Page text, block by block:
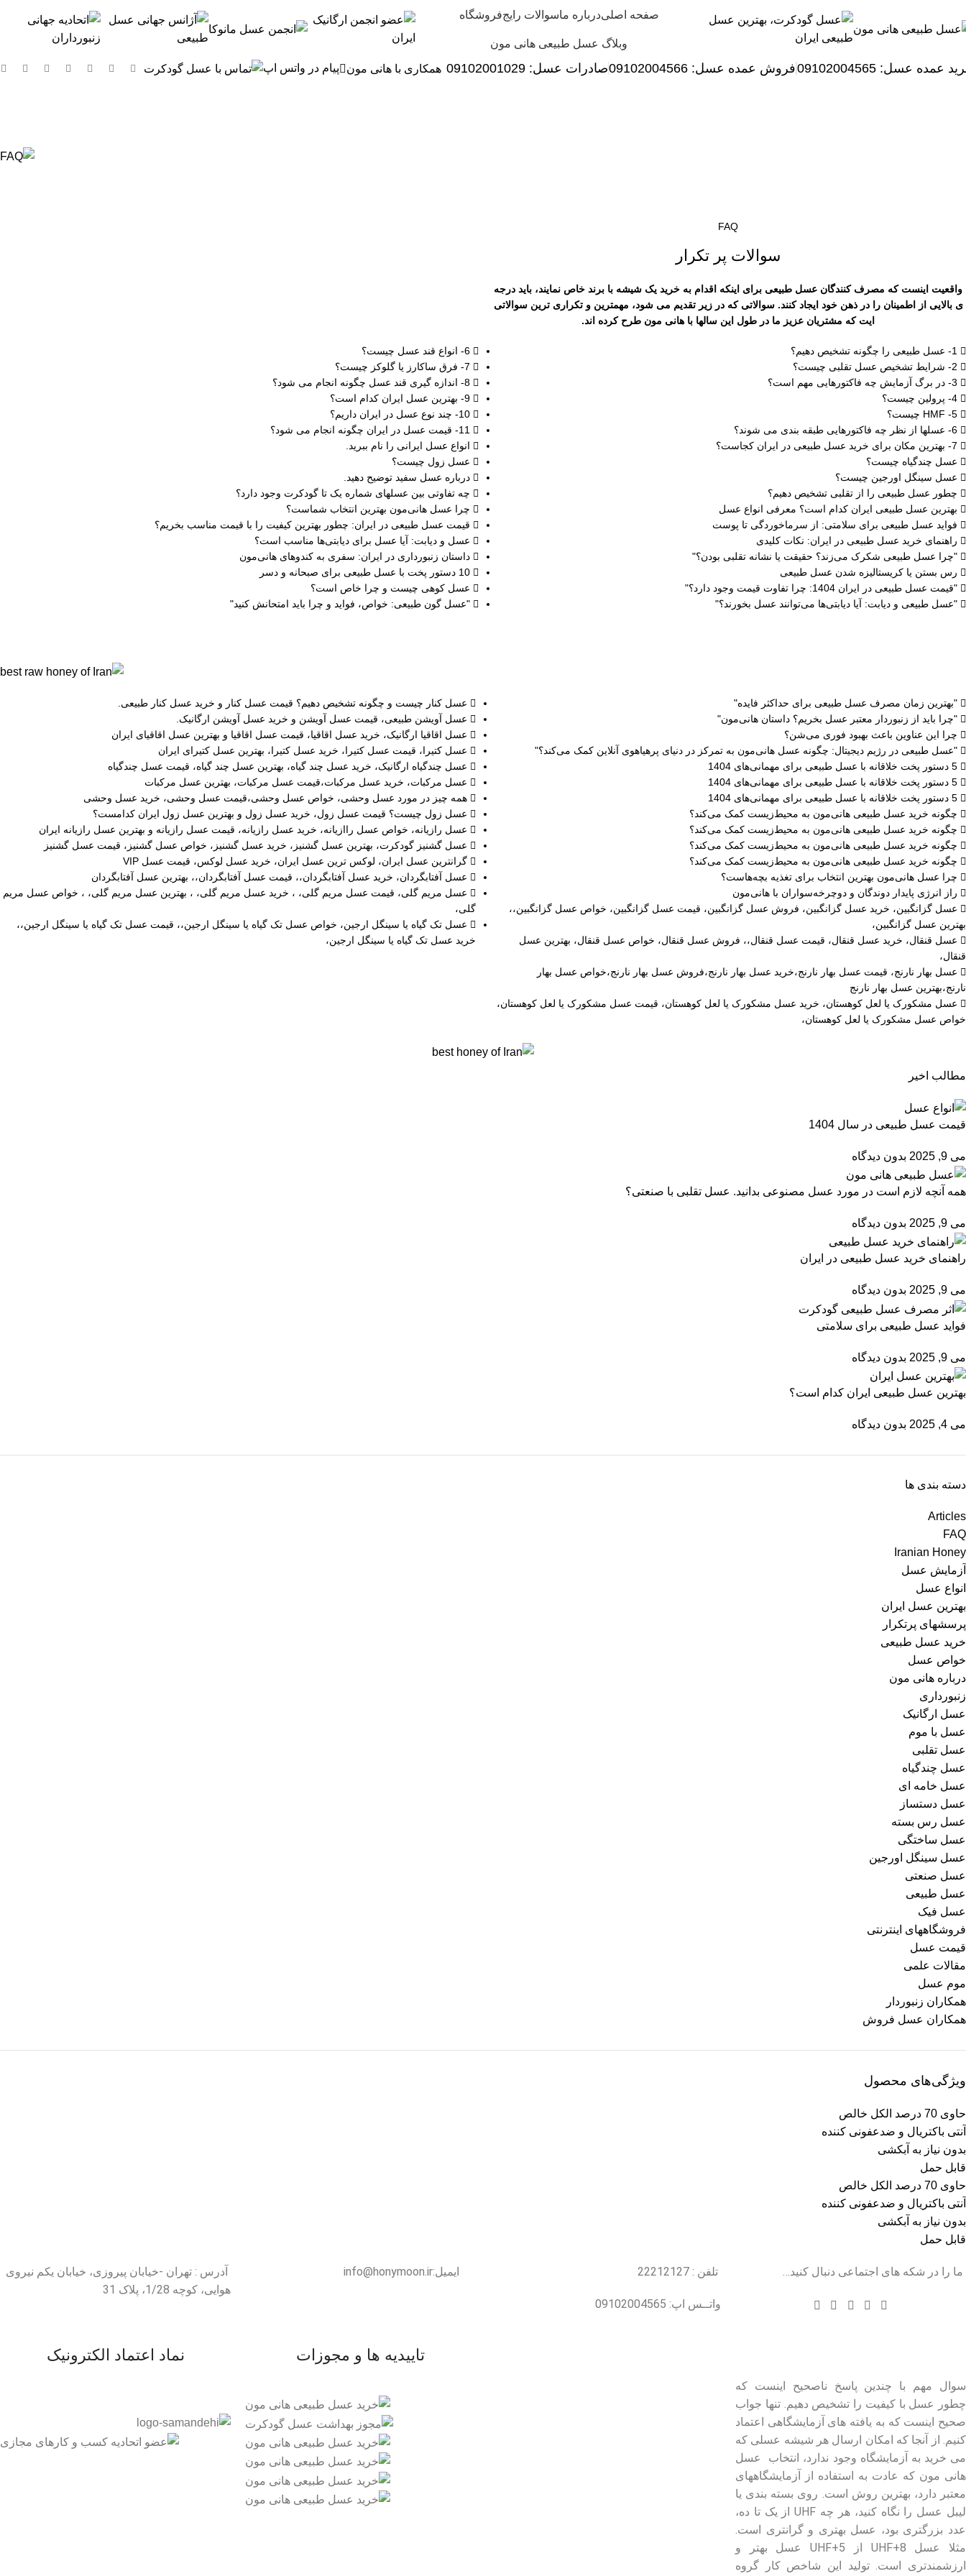
صفحه اصلیدرباره ماسوالات رایجفروشگاه
وبلاگ عسل طبیعی هانی مون
عمده عسل: 09102004565 فروش عمده عسل: 09102004566صادرات عسل: 09102001029 همکاری با هانی مون پیام در واتس اپ
FAQ
سوالات پر تکرار
واقعیت اینست که مصرف کنندگان عسل طبیعی برای اینکه اقدام به خرید یک شیشه با برند خاص نمایند، باید درجه
ی بالایی از اطمینان را در ذهن خود ایجاد کنند. سوالاتی که در زیر تقدیم می شود، مهمترین و تکراری ترین سوالاتی
ایت که مشتریان عزیز ما در طول این سالها با هانی مون طرح کرده اند.
1- عسل طبیعی را چگونه تشخیص دهیم؟
2- شرایط تشخیص عسل تقلبی چیست؟
3- در برگ آزمایش چه فاکتورهایی مهم است؟
4- پرولین چیست؟
5- HMF چیست؟
6- عسلها از نظر چه فاکتورهایی طبقه بندی می شوند؟
7- بهترین مکان برای خرید عسل طبیعی در ایران کجاست؟
عسل چندگیاه چیست؟
عسل سینگل اورجین چیست؟
چطور عسل طبیعی را از تقلبی تشخیص دهیم؟
بهترین عسل طبیعی ایران کدام است؟ معرفی انواع عسل
فواید عسل طبیعی برای سلامتی: از سرماخوردگی تا پوست
راهنمای خرید عسل طبیعی در ایران: نکات کلیدی
"چرا عسل طبیعی شکرک می‌زند؟ حقیقت یا نشانه تقلبی بودن؟"
رس بستن یا کریستالیزه شدن عسل طبیعی
"قیمت عسل طبیعی در ایران 1404: چرا تفاوت قیمت وجود دارد؟"
"عسل طبیعی و دیابت: آیا دیابتی‌ها می‌توانند عسل بخورند؟"
6- انواع قند عسل چیست؟
7- فرق ساکارز یا گلوکز چیست؟
8- اندازه گیری قند عسل چگونه انجام می شود؟
9- بهترین عسل ایران کدام است؟
10- چند نوع عسل در ایران داریم؟
11- قیمت عسل در ایران چگونه انجام می شود؟
انواع عسل ایرانی را نام ببرید.
عسل زول چیست؟
درباره عسل سفید توضیح دهید.
چه تفاوتی بین عسلهای شماره یک تا گودکرت وجود دارد؟
چرا عسل هانی‌مون بهترین انتخاب شماست؟
قیمت عسل طبیعی در ایران: چطور بهترین کیفیت را با قیمت مناسب بخریم؟
عسل و دیابت: آیا عسل برای دیابتی‌ها مناسب است؟
داستان زنبورداری در ایران: سفری به کندوهای هانی‌مون
10 دستور پخت با عسل طبیعی برای صبحانه و دسر
عسل کوهی چیست و چرا خاص است؟
"عسل گون طبیعی: خواص، فواید و چرا باید امتحانش کنید"
"بهترین زمان مصرف عسل طبیعی برای حداکثر فایده"
"چرا باید از زنبوردار معتبر عسل بخریم؟ داستان هانی‌مون"
چرا این عناوین باعث بهبود فوری می‌شن؟
"عسل طبیعی در رژیم دیجیتال: چگونه عسل هانی‌مون به تمرکز در دنیای پرهیاهوی آنلاین کمک می‌کند؟"
5 دستور پخت خلاقانه با عسل طبیعی برای مهمانی‌های 1404
5 دستور پخت خلاقانه با عسل طبیعی برای مهمانی‌های 1404
5 دستور پخت خلاقانه با عسل طبیعی برای مهمانی‌های 1404
چگونه خرید عسل طبیعی هانی‌مون به محیط‌زیست کمک می‌کند؟
چگونه خرید عسل طبیعی هانی‌مون به محیط‌زیست کمک می‌کند؟
چگونه خرید عسل طبیعی هانی‌مون به محیط‌زیست کمک می‌کند؟
چگونه خرید عسل طبیعی هانی‌مون به محیط‌زیست کمک می‌کند؟
چرا عسل هانی‌مون بهترین انتخاب برای تغذیه بچه‌هاست؟
راز انرژی پایدار دوندگان و دوچرخه‌سواران با هانی‌مون
عسل گزانگبین، خرید عسل گزانگبین، فروش عسل گزانگبین، قیمت عسل گزانگبین، خواص عسل گزانگبین،،
بهترین عسل گزانگبین،
عسل قنقال، خرید عسل قنقال، قیمت عسل قنقال،، فروش عسل قنقال، خواص عسل قنقال، بهترین عسل
قنقال،
عسل بهار نارنج، قیمت عسل بهار نارنج،خرید عسل بهار نارنج،فروش عسل بهار نارنج،خواص عسل بهار
نارنج،بهترین عسل بهار نارنج
عسل مشکورک یا لعل کوهستان، خرید عسل مشکورک یا لعل کوهستان، قیمت عسل مشکورک یا لعل کوهستان،
خواص عسل مشکورک یا لعل کوهستان،
عسل کنار چیست و چگونه تشخیص دهیم؟ قیمت عسل کنار و خرید عسل کنار طبیعی.
عسل آویشن طبیعی، قیمت عسل آویشن و خرید عسل آویشن ارگانیک.
عسل اقاقیا ارگانیک، خرید عسل اقاقیا، قیمت عسل اقاقیا و بهترین عسل اقاقیای ایران
عسل کتیرا، قیمت عسل کتیرا، خرید عسل کتیرا، بهترین عسل کتیرای ایران
عسل چندگیاه ارگانیک، خرید عسل چند گیاه، بهترین عسل چند گیاه، قیمت عسل چندگیاه
عسل مرکبات، خرید عسل مرکبات،قیمت عسل مرکبات، بهترین عسل مرکبات
همه چیز در مورد عسل وحشی، خواص عسل وحشی،قیمت عسل وحشی، خرید عسل وحشی
عسل زول چیست؟ قیمت عسل زول، خرید عسل زول و بهترین عسل زول ایران کدامست؟
عسل رازیانه، خواص عسل راازیانه، خرید عسل رازیانه، قیمت عسل رازیانه و بهترین عسل رازیانه ایران
عسل گشنیز گودکرت، بهترین عسل گشنیز، خرید عسل گشنیز، خواص عسل گشنیز، قیمت عسل گشنیز
گرانترین عسل ایران، لوکس ترین عسل ایران، خرید عسل لوکس، قیمت عسل VIP
عسل آفتابگردان، خرید عسل آفتابگردان،، قیمت عسل آفتابگردان،، بهترین عسل آفتابگردان
عسل مریم گلی، قیمت عسل مریم گلی، ، خرید عسل مریم گلی، ، بهترین عسل مریم گلی، ، خواص عسل مریم
گلی،
عسل تک گیاه یا سینگل ارجین، خواص عسل تک گیاه یا سینگل ارجین،، قیمت عسل تک گیاه یا سینگل ارجین،،
خرید عسل تک گیاه یا سینگل ارجین،
مطالب اخیر
قیمت عسل طبیعی در سال 1404
می 9, 2025 بدون دیدگاه
همه آنچه لازم است در مورد عسل مصنوعی بدانید. عسل تقلبی با صنعتی؟
می 9, 2025 بدون دیدگاه
راهنمای خرید عسل طبیعی در ایران
می 9, 2025 بدون دیدگاه
فواید عسل طبیعی برای سلامتی
می 9, 2025 بدون دیدگاه
بهترین عسل طبیعی ایران کدام است؟
می 4, 2025 بدون دیدگاه
دسته بندی ها
Articles
FAQ
Iranian Honey
آزمایش عسل
انواع عسل
بهترین عسل ایران
پرسشهای پرتکرار
خرید عسل طبیعی
خواص عسل
درباره هانی مون
زنبورداری
عسل ارگانیک
عسل با موم
عسل تقلبی
عسل چندگیاه
عسل خامه ای
عسل دستساز
عسل رس بسته
عسل ساختگی
عسل سینگل اورجین
عسل صنعتی
عسل طبیعی
عسل فیک
فروشگاههای اینترنتی
قیمت عسل
مقالات علمی
موم عسل
همکاران زنبوردار
همکاران عسل فروش
ویژگی‌های محصول
حاوی 70 درصد الکل خالص
آنتی باکتریال و ضدعفونی کننده
بدون نیاز به آبکشی
قابل حمل
حاوی 70 درصد الکل خالص
آنتی باکتریال و ضدعفونی کننده
بدون نیاز به آبکشی
قابل حمل
ما را در شکه های اجتماعی دنبال کنید… تلفن : 22212127
واتــس اپ: 09102004565
ایمیل:info@honymoon.ir
آدرس : تهران -خیابان پیروزی، خیابان یکم نیروی
هوایی، کوچه 1/28، پلاک 31
سوال مهم با چندین پاسخ ناصحیح اینست که
چطور عسل با کیفیت را تشخیص دهیم. تنها جواب
صحیح اینست که به یافته های آزمایشگاهی اعتماد
کنیم. از آنجا که امکان ارسال هر شیشه عسلی که
می خرید به آزمایشگاه وجود ندارد، انتخاب عسل
هانی مون که عادت به استفاده از آزمایشگاههای
معتبر دارد، بهترین روش است. روی بسته بندی یا
لیبل عسل را نگاه کنید، هر چه UHF از یک تا ده،
عدد بزرگتری بود، عسل بهتری و گرانتری است.
مثلا عسل UHF+8 از UHF+5 عسل بهتر و
ارزشمندتری است. تولید این شاخص کار گروه
تاییدیه ها و مجوزات نماد اعتماد الکترونیک